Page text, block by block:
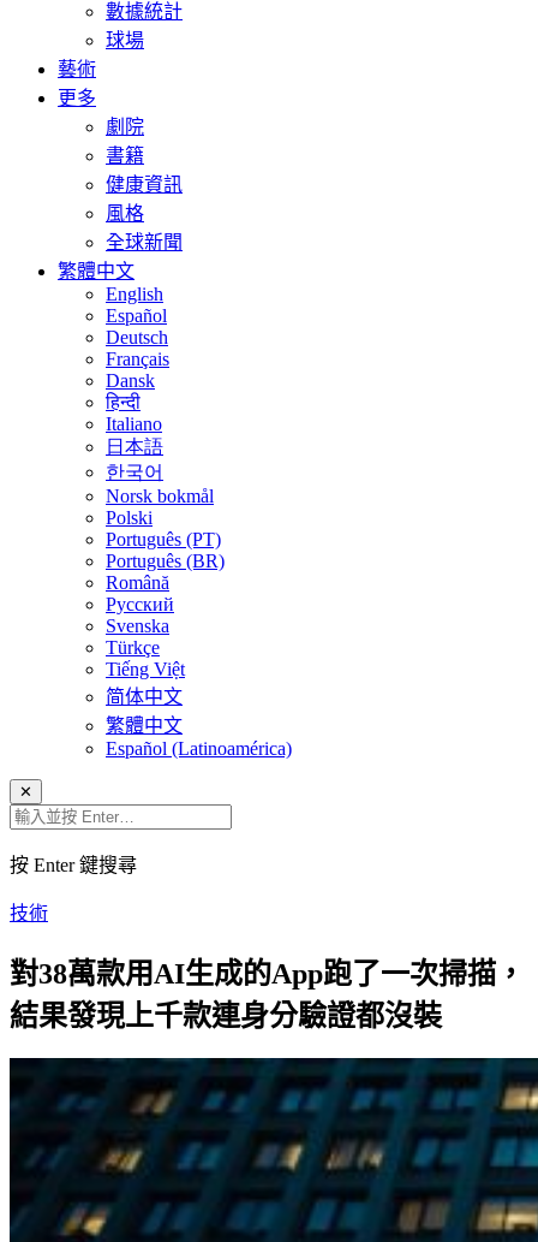
數據統計
球場
藝術
更多
劇院
書籍
健康資訊
風格
全球新聞
繁體中文
English
Español
Deutsch
Français
Dansk
हिन्दी
Italiano
日本語
한국어
Norsk bokmål
Polski
Português (PT)
Português (BR)
Română
Русский
Svenska
Türkçe
Tiếng Việt
简体中文
繁體中文
Español (Latinoamérica)
✕
按 Enter 鍵搜尋
技術
對38萬款用AI生成的App跑了一次掃描，
結果發現上千款連身分驗證都沒裝